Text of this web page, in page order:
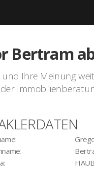
Bertram
Ihre Meinung